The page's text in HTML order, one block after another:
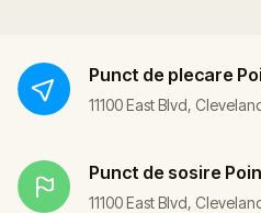
Punct de plecare
11100 East Blvd,
Punct de sosire
11100 East Blvd,